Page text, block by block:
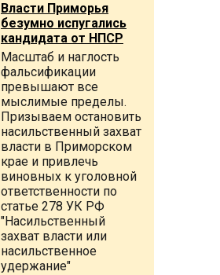
Власти Приморья
безумно испугались
кандидата от НПСР
Масштаб и наглость
фальсификации
превышают все
мыслимые пределы.
Призываем остановить
насильственный захват
власти в Приморском
крае и привлечь
виновных к уголовной
ответственности по
статье 278 УК РФ
"Насильственный
захват власти или
насильственное
удержание"